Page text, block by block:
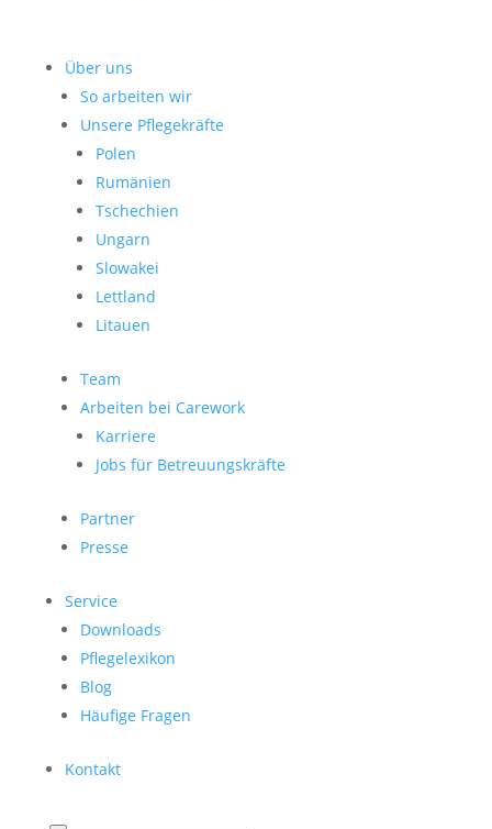
Über uns
So arbeiten wir
Unsere Pflegekräfte
Polen
Rumänien
Tschechien
Ungarn
Slowakei
Lettland
Litauen
Team
Arbeiten bei Carework
Karriere
Jobs für Betreuungskräfte
Partner
Presse
Service
Downloads
Pflegelexikon
Blog
Häufige Fragen
Kontakt